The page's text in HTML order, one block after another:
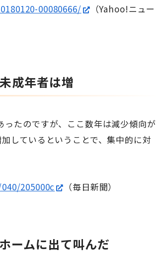
00080666/
（Yahoo!ニュー
成年者は増
ったのですが、ここ数年は減少傾向が
しているということで、集中的に対
205000c （毎日新聞）
ームに出て叫んだ